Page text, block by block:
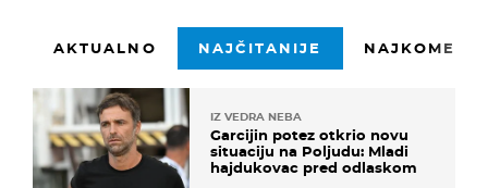
AKTUALNO NAJČITANIJE
IZ VEDRA NEBA
Garcijin potez otkrio novu
situaciju na Poljudu: Mladi
hajdukovac pred odlaskom